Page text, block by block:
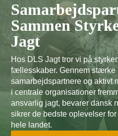
Sammen
Jagt
Hos DLS Jagt tror vi på
fællesskaber. Gennem stærke
samarbejdspartnere og aktivt
i centrale organisationer
ansvarlig jagt, bevarer dansk
sikrer de bedste oplevelser
hele landet.